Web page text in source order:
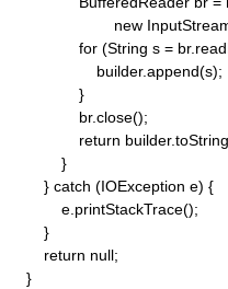
new
for (String s =
                    builder.append(s);
                }
                br.close();
return
            }
        } catch (IOException e) {
            e.printStackTrace();
        }
        return null;
    }